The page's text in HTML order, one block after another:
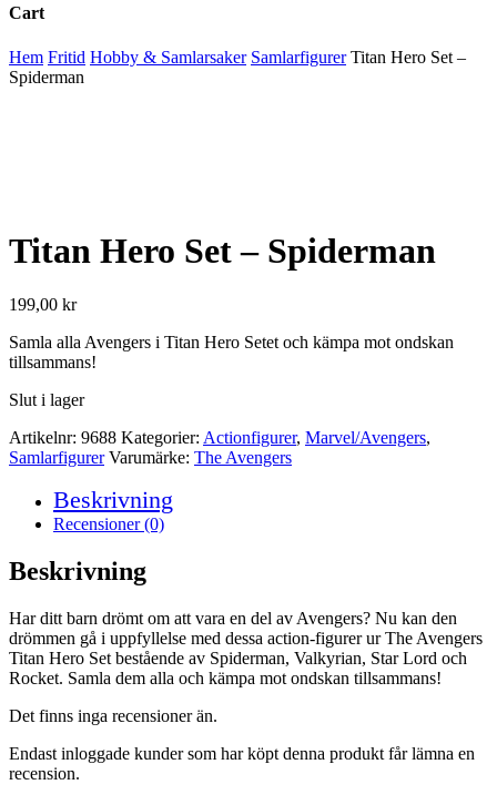
Cart
Close
Cart
Hem Fritid Hobby & Samlarsaker Samlarfigurer Titan Hero Set –
Spiderman
Titan Hero Set – Spiderman
199,00 kr
Samla alla Avengers i Titan Hero Setet och kämpa mot ondskan
tillsammans!
Slut i lager
Artikelnr: 9688 Kategorier: Actionfigurer, Marvel/Avengers,
Samlarfigurer Varumärke: The Avengers
Beskrivning
Recensioner (0)
Beskrivning
Har ditt barn drömt om att vara en del av Avengers? Nu kan den
drömmen gå i uppfyllelse med dessa action-figurer ur The Avengers
Titan Hero Set bestående av Spiderman, Valkyrian, Star Lord och
Rocket. Samla dem alla och kämpa mot ondskan tillsammans!
Det finns inga recensioner än.
Endast inloggade kunder som har köpt denna produkt får lämna en
recension.